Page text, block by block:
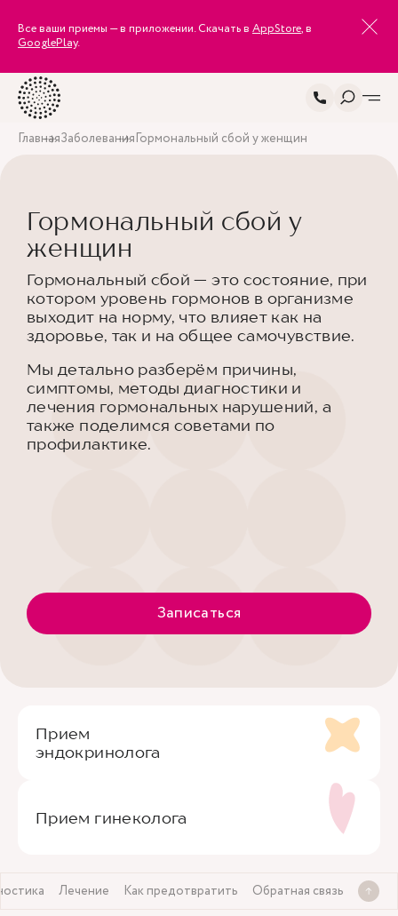
Все ваши приемы — в приложении. Скачать в AppStore, в
GooglePlay.
ГлавнаяЗаболеванияГормональный сбой у женщин
Гормональный сбой у
женщин
Гормональный сбой — это состояние, при
котором уровень гормонов в организме
выходит на норму, что влияет как на
здоровье, так и на общее самочувствие.
Мы детально разберём причины,
симптомы, методы диагностики и
лечения гормональных нарушений, а
также поделимся советами по
профилактике.
Записаться
Прием
эндокринолога
Прием гинеколога
Лечение Как предотвратить Обратная связь